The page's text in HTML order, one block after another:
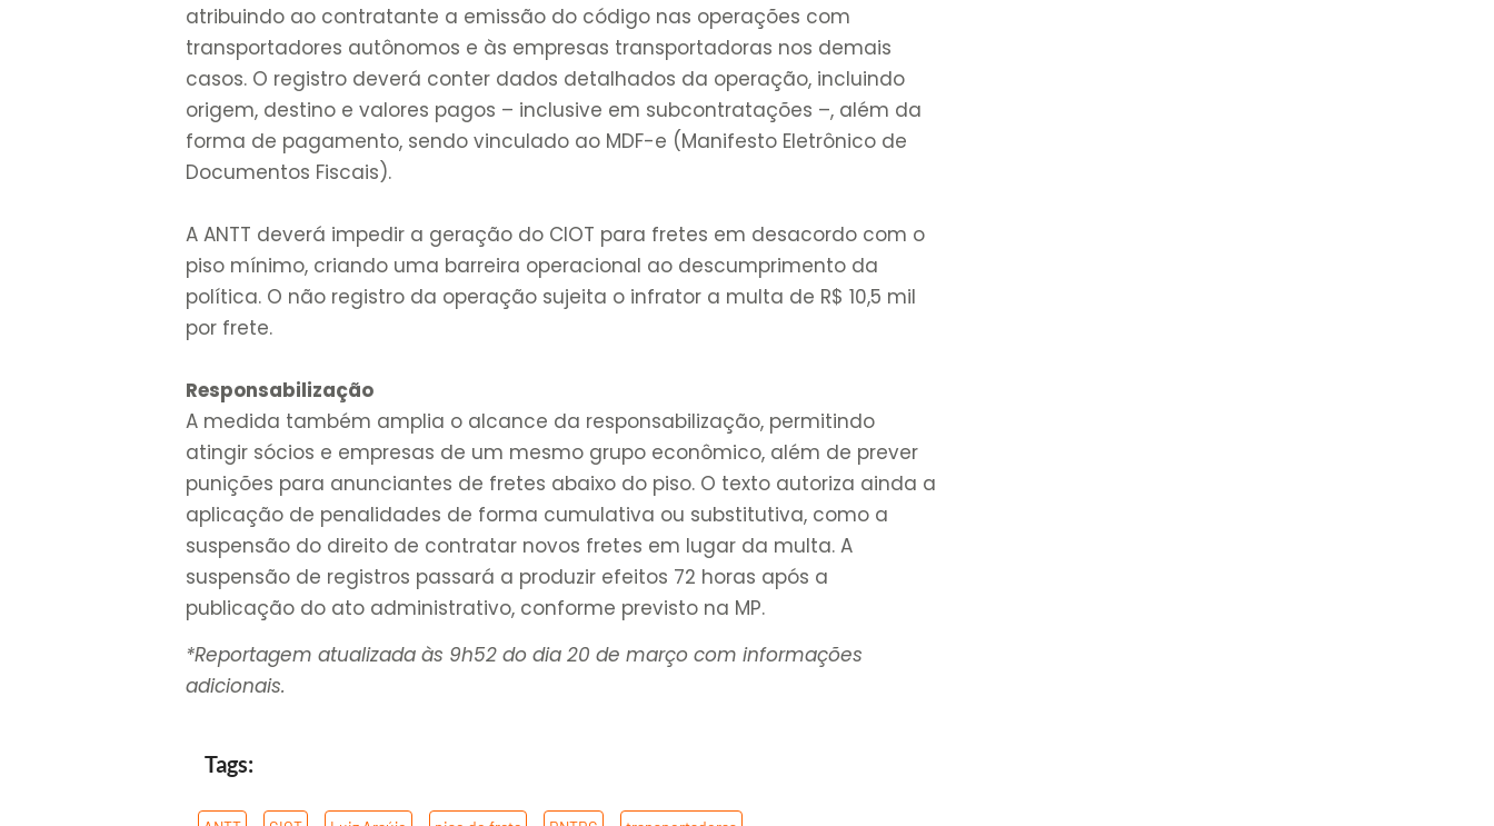
atribuindo ao contratante a emissão do código nas operações com
transportadores autônomos e às empresas transportadoras nos demais
casos. O registro deverá conter dados detalhados da operação, incluindo
origem, destino e valores pagos – inclusive em subcontratações –, além da
forma de pagamento, sendo vinculado ao MDF-e (Manifesto Eletrônico de
Documentos Fiscais).
A ANTT deverá impedir a geração do CIOT para fretes em desacordo com o
piso mínimo, criando uma barreira operacional ao descumprimento da
política. O não registro da operação sujeita o infrator a multa de R$ 10,5 mil
por frete.
Responsabilização
A medida também amplia o alcance da responsabilização, permitindo
atingir sócios e empresas de um mesmo grupo econômico, além de prever
punições para anunciantes de fretes abaixo do piso. O texto autoriza ainda a
aplicação de penalidades de forma cumulativa ou substitutiva, como a
suspensão do direito de contratar novos fretes em lugar da multa. A
suspensão de registros passará a produzir efeitos 72 horas após a
publicação do ato administrativo, conforme previsto na MP.
*Reportagem atualizada às 9h52 do dia 20 de março com informações
adicionais.
Tags: